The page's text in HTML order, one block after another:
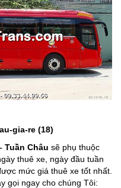
Tuần Châu sẽ phụ thuộc
thuê xe, ngày đầu tuần
mức giá thuê xe tốt nhất.
gọi ngay cho chúng Tôi: